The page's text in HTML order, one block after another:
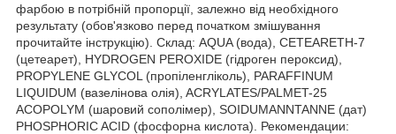
фарбою в потрібній пропорції, залежно від необхідного
результату (обов'язково перед початком змішування
прочитайте інструкцію). Склад: AQUA (вода), CETEARETH-7
(цетеарет), HYDROGEN PEROXIDE (гідроген пероксид),
PROPYLENE GLYCOL (пропіленгліколь), PARAFFINUM
LIQUIDUM (вазелінова олія), ACRYLATES/PALMET-25
ACOPOLYM (шаровий сополімер), SOIDUMANNTANNE (дат)
PHOSPHORIC ACID (фосфорна кислота). Рекомендации: